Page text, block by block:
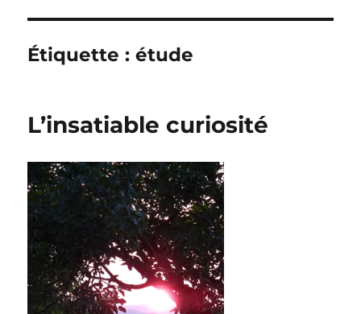
Étiquette :étude
L’insatiable curiosité